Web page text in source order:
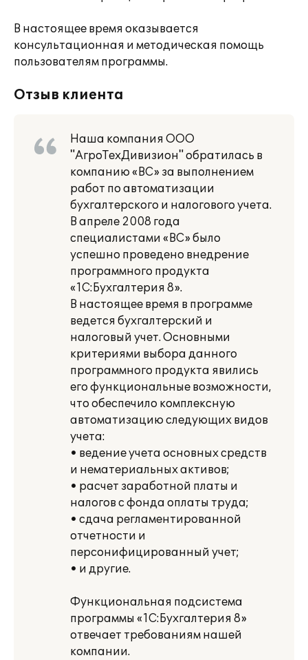
В настоящее время оказывается
консультационная и методическая помощь
пользователям программы.
Отзыв клиента
Наша компания ООО
"АгроТехДивизион" обратилась в
компанию «ВС» за выполнением
работ по автоматизации
бухгалтерского и налогового учета.
В апреле 2008 года
специалистами «ВС» было
успешно проведено внедрение
программного продукта
«1С:Бухгалтерия 8».
В настоящее время в программе
ведется бухгалтерский и
налоговый учет. Основными
критериями выбора данного
программного продукта явились
его функциональные возможности,
что обеспечило комплексную
автоматизацию следующих видов
учета:
• ведение учета основных средств
и нематериальных активов;
• расчет заработной платы и
налогов с фонда оплаты труда;
• сдача регламентированной
отчетности и
персонифицированный учет;
• и другие.
Функциональная подсистема
программы «1С:Бухгалтерия 8»
отвечает требованиям нашей
компании.